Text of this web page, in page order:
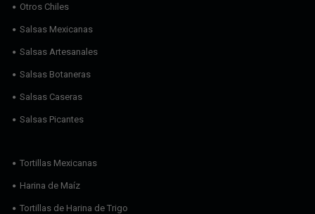
Otros Chiles
Salsas Mexicanas
Salsas Artesanales
Salsas Botaneras
Salsas Caseras
Salsas Picantes
Tortillas Mexicanas
Harina de Maíz
Tortillas de Harina de Trigo